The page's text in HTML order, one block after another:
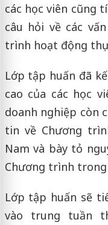
các học viên cũng
câu hỏi về các
trình hoạt động
Lớp tập huấn đã
cao của các học
doanh nghiệp còn
tin về Chương
Nam và bày tỏ
Chương trình
Lớp tập huấn sẽ
vào trung tuần